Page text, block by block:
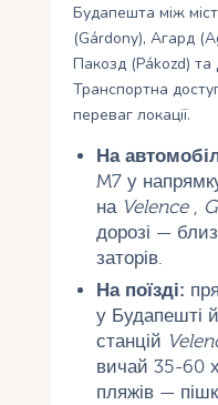
Будапешта між
(Gárdony), Агард
Пакозд (Pákozd)
Транспортна
переваг локації.
На
M7 у
на Velence,
дорозі —
заторів.
На поїзді:
у Будапешті
станцій
вичай 35-60
пляжів —